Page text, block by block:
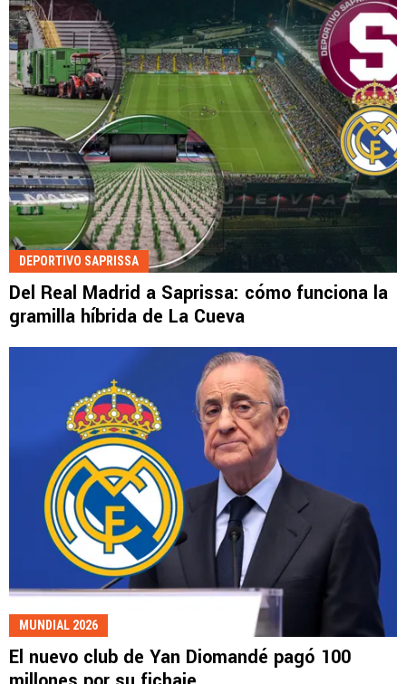
DEPORTIVO SAPRISSA
Del Real Madrid a Saprissa: cómo funciona la
gramilla híbrida de La Cueva
MUNDIAL 2026
El nuevo club de Yan Diomandé pagó 100